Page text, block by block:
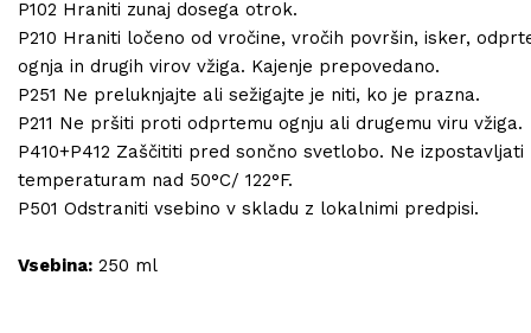
P102 Hraniti zunaj dosega otrok.
P210 Hraniti ločeno od vročine, vročih površin, isker,
ognja in drugih virov vžiga. Kajenje prepovedano.
P251 Ne preluknjajte ali sežigajte je niti, ko je prazna.
P211 Ne pršiti proti odprtemu ognju ali drugemu viru vžiga.
P410+P412 Zaščititi pred sončno svetlobo. Ne izpostavljati
temperaturam nad 50°C/ 122°F.
P501 Odstraniti vsebino v skladu z lokalnimi predpisi.
Vsebina: 250 ml